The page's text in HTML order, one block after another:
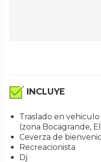
INCLUYE
Traslado en
(zona Bocagrande,
Ceverza de
Recreacionista
Dj